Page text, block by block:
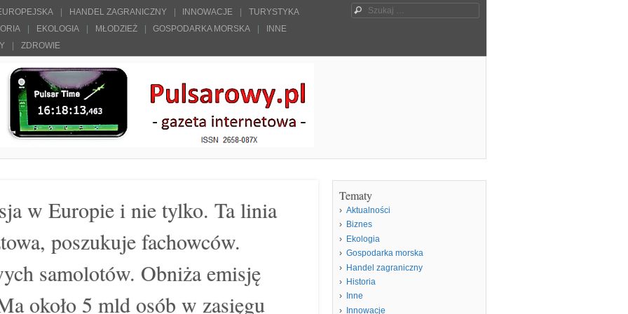
HANDEL ZAGRANICZNY INNOWACJE
TURYSTYKA
EKOLOGIA MŁODZIEŻ GOSPODARKA MORSKA
INNE
ZDROWIE
Szukaj
w Europie i nie tylko. Ta linia
poszukuje fachowców.
samolotów. Obniża emisję
około 5 mld osób w zasięgu
Tematy
Aktualności
Biznes
Ekologia
Gospodarka morska
Handel zagraniczny
Historia
Inne
Innowacje